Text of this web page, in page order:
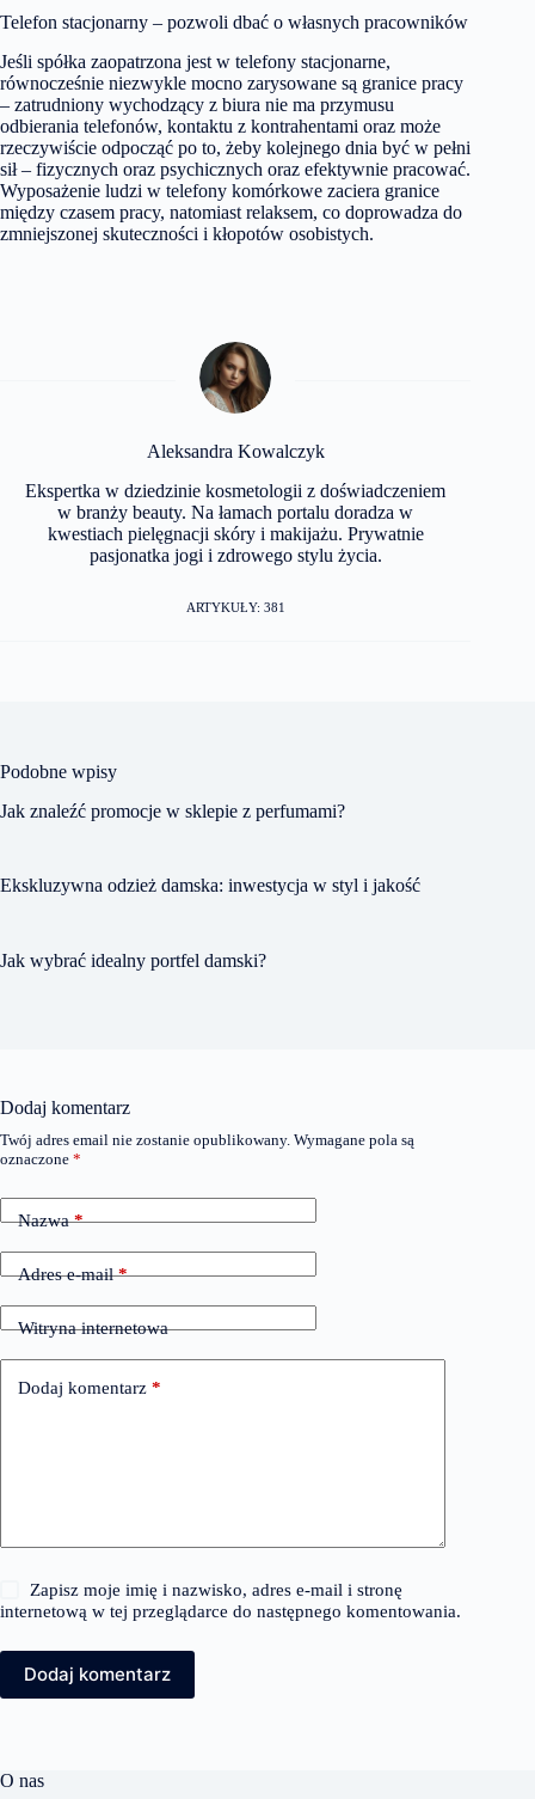
Telefon stacjonarny – pozwoli dbać o własnych pracowników
Jeśli spółka zaopatrzona jest w telefony stacjonarne,
równocześnie niezwykle mocno zarysowane są granice pracy
– zatrudniony wychodzący z biura nie ma przymusu
odbierania telefonów, kontaktu z kontrahentami oraz może
rzeczywiście odpocząć po to, żeby kolejnego dnia być w pełni
sił – fizycznych oraz psychicznych oraz efektywnie pracować.
Wyposażenie ludzi w telefony komórkowe zaciera granice
między czasem pracy, natomiast relaksem, co doprowadza do
zmniejszonej skuteczności i kłopotów osobistych.
Aleksandra Kowalczyk
Ekspertka w dziedzinie kosmetologii z doświadczeniem
w branży beauty. Na łamach portalu doradza w
kwestiach pielęgnacji skóry i makijażu. Prywatnie
pasjonatka jogi i zdrowego stylu życia.
ARTYKUŁY: 381
Podobne wpisy
Jak znaleźć promocje w sklepie z perfumami?
Ekskluzywna odzież damska: inwestycja w styl i jakość
Jak wybrać idealny portfel damski?
Dodaj komentarz
Twój adres email nie zostanie opublikowany. Wymagane pola są
oznaczone *
Nazwa*
Adres e-mail*
Witryna internetowa
Dodaj komentarz *
Zapisz moje imię i nazwisko, adres e-mail i stronę
internetową w tej przeglądarce do następnego komentowania.
Dodaj komentarz
O nas